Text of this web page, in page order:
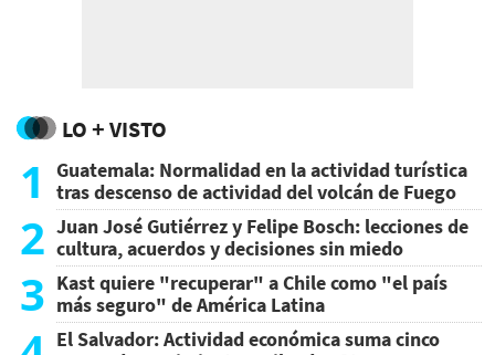
LO + VISTO
1
Guatemala: Normalidad en la actividad turística
tras descenso de actividad del volcán de Fuego
2 Juan José Gutiérrez y Felipe Bosch: lecciones de
cultura, acuerdos y decisiones sin miedo
3 Kast quiere "recuperar" a Chile como "el país
más seguro" de América Latina
El Salvador: Actividad económica suma cinco